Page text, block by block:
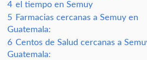
4 el tiempo en Semuy
5 Farmacias cercanas a Semuy en
Guatemala:
6 Centos de Salud cercanas a
Guatemala: